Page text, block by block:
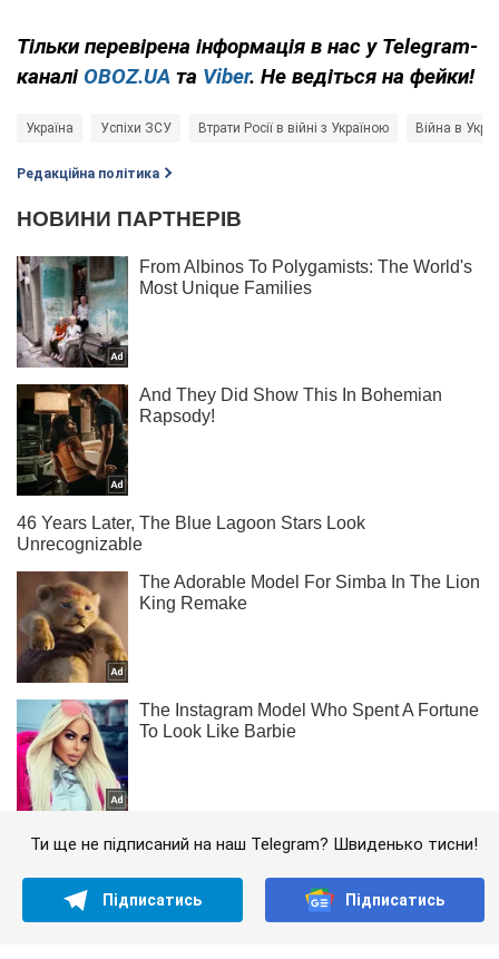
Тільки перевірена інформація в нас у Telegram-
каналі OBOZ.UA та Viber. Не ведіться на фейки!
Україна Успіхи ЗСУ Втрати Росії в війні з Україною Війна в
Редакційна політика
Ти ще не підписаний на наш Telegram? Швиденько тисни!
Підписатись Підписатись